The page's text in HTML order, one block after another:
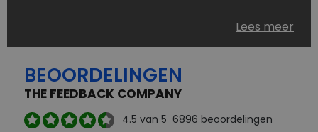
Schoenen heeft u nooit genoeg. Goedkope
schoenen, maar dus wel van topmerken,
aanbod is zo compleet dat u altijd wel een
passend paar vindt.
Welke schoenmerken vindt u in onze online
Lees meer
BEOORDELINGEN
THE FEEDBACK COMPANY
4.5 van 5 6896 beoordelingen